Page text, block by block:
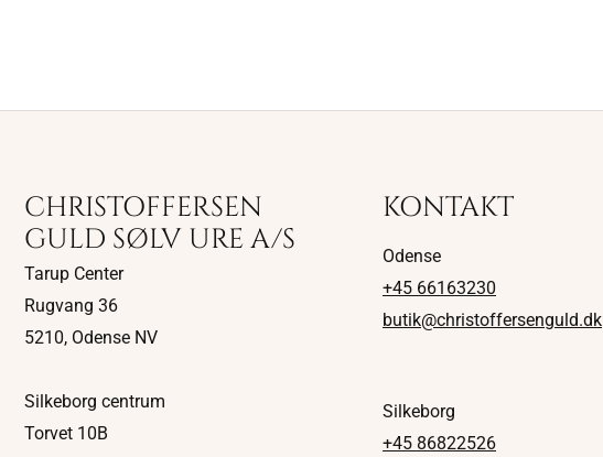
CHRISTOFFERSEN
GULD SØLV URE A/S
Tarup Center
Rugvang 36
5210, Odense NV
Silkeborg centrum
Torvet 10B
KONTAKT
Odense
+45 66163230
butik@christoffersenguld.dk
Silkeborg
+45 86822526